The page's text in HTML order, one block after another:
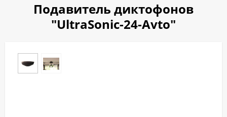
Подавитель диктофонов
"UltraSonic-24-Avto"